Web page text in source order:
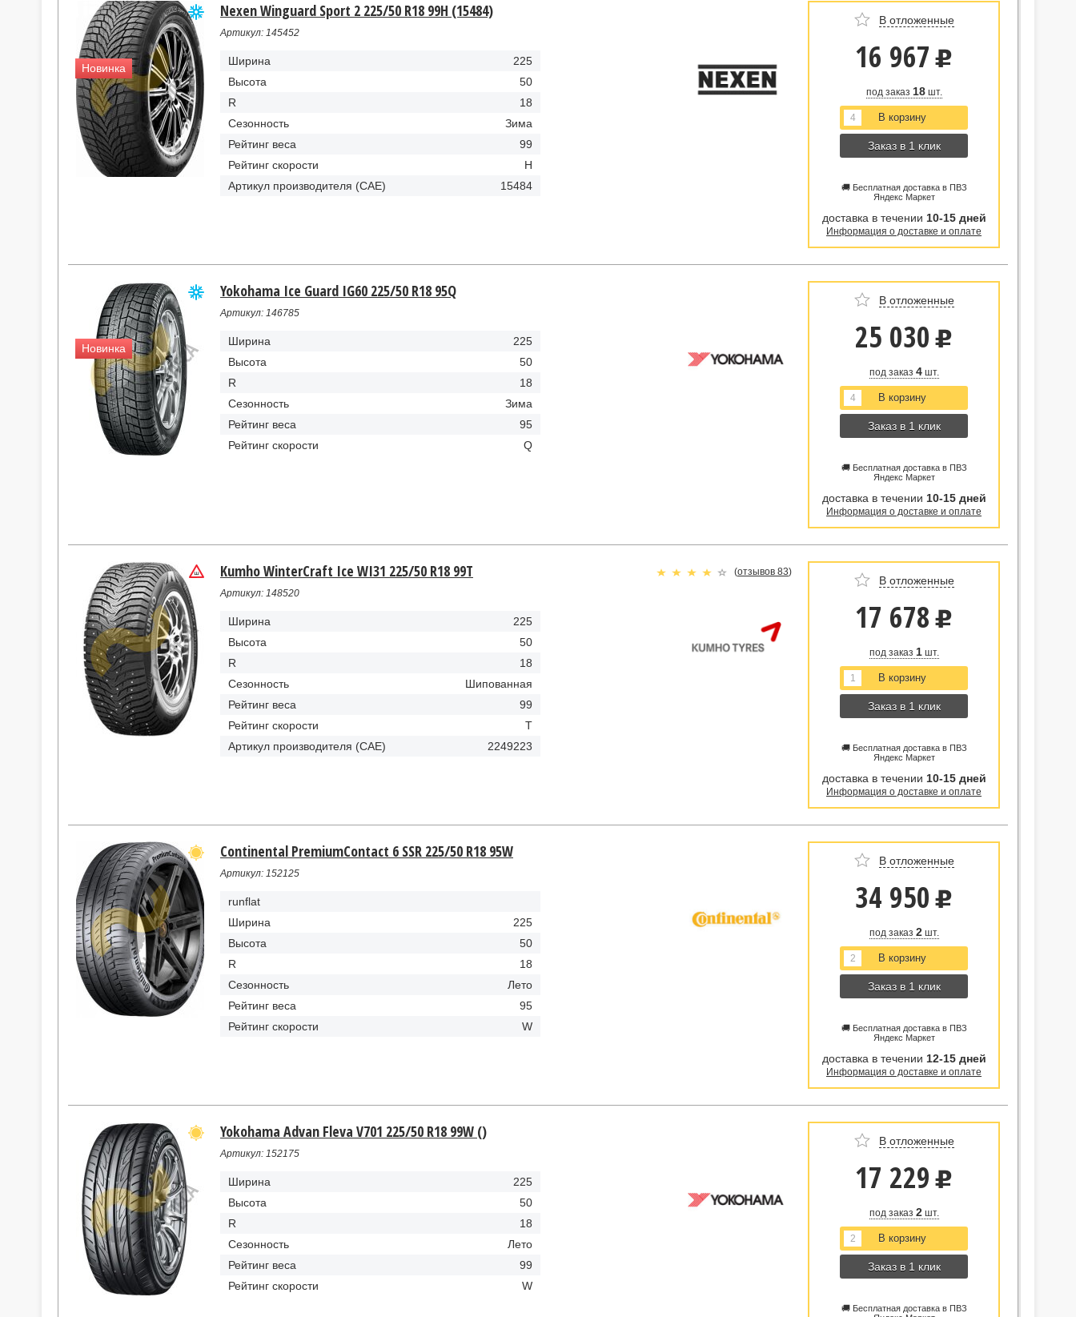
Новинка
Nexen Winguard Sport 2 225/50 R18 99H (15484)
Артикул: 145452
Ширина
225
Высота
50
R
18
Сезонность
Зима
Рейтинг веса
99
Рейтинг скорости
H
Артикул производителя (CAE)
15484
В отложенные
16 967 u
под заказ 18шт.
Заказ в 1 клик
🚚 Бесплатная доставка в ПВЗ
Яндекс Маркет
доставка в течении 10-15 дней
Информация о доставке и оплате
Новинка
Yokohama Ice Guard IG60 225/50 R18 95Q
Артикул: 146785
Ширина
225
Высота
50
R
18
Сезонность
Зима
Рейтинг веса
95
Рейтинг скорости
Q
В отложенные
25 030 u
под заказ 4шт.
Заказ в 1 клик
🚚 Бесплатная доставка в ПВЗ
Яндекс Маркет
доставка в течении 10-15 дней
Информация о доставке и оплате
Kumho WinterCraft Ice WI31 225/50 R18 99T (отзывов 83)
Артикул: 148520
Ширина
225
Высота
50
R
18
Сезонность
Шипованная
Рейтинг веса
99
Рейтинг скорости
T
Артикул производителя (CAE)
2249223
В отложенные
17 678 u
под заказ 1шт.
Заказ в 1 клик
🚚 Бесплатная доставка в ПВЗ
Яндекс Маркет
доставка в течении 10-15 дней
Информация о доставке и оплате
Continental PremiumContact 6 SSR 225/50 R18 95W
Артикул: 152125
runflat
Ширина
225
Высота
50
R
18
Сезонность
Лето
Рейтинг веса
95
Рейтинг скорости
W
В отложенные
34 950 u
под заказ 2шт.
Заказ в 1 клик
🚚 Бесплатная доставка в ПВЗ
Яндекс Маркет
доставка в течении 12-15 дней
Информация о доставке и оплате
Yokohama Advan Fleva V701 225/50 R18 99W ()
Артикул: 152175
Ширина
225
Высота
50
R
18
Сезонность
Лето
Рейтинг веса
99
Рейтинг скорости
W
В отложенные
17 229 u
под заказ 2шт.
Заказ в 1 клик
🚚 Бесплатная доставка в ПВЗ